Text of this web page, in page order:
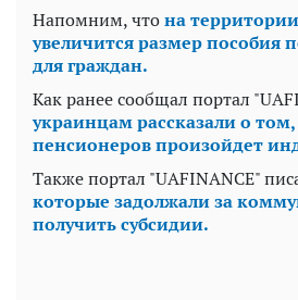
Напомним, чтона
увеличится размер пособия
для граждан.
Как ранее сообщал портал
украинцам рассказали о
пенсионеров произойдет
Также портал "UAFINANCE"
которые задолжали за
получить субсидии.